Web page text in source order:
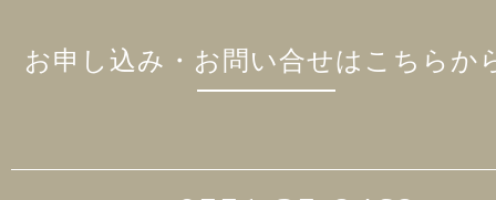
お申し込み・お問い合せはこちらか